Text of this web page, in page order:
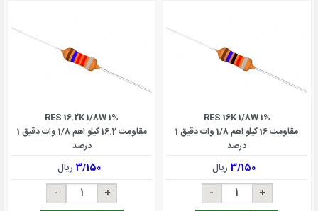
RES 16K 1/8W 1%
مقاومت 16 کیلو اهم 1/8 وات دقیق 1
درصد
3/150ریال
RES 16.2K 1/8W 1%
مقاومت 16.2 کیلو اهم 1/8 وات دقیق 1
درصد
3/150ریال